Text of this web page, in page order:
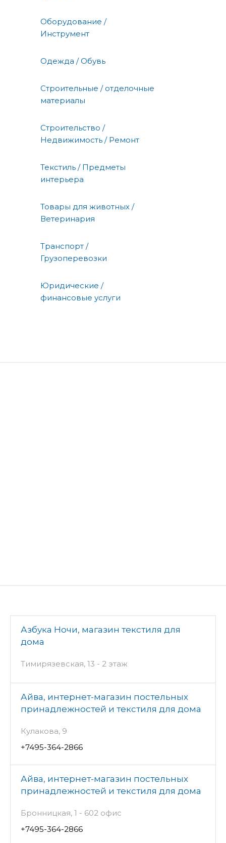
Оборудование /
Инструмент
Одежда / Обувь
Строительные / отделочные
материалы
Строительство /
Недвижимость / Ремонт
Текстиль / Предметы
интерьера
Товары для животных /
Ветеринария
Транспорт /
Грузоперевозки
Юридические /
финансовые услуги
Азбука Ночи, магазин текстиля для
дома
Тимирязевская, 13 - 2 этаж
Айва, интернет-магазин постельных
принадлежностей и текстиля для дома
Кулакова, 9
+7495-364-2866
Айва, интернет-магазин постельных
принадлежностей и текстиля для дома
Бронницкая, 1 - 602 офис
+7495-364-2866